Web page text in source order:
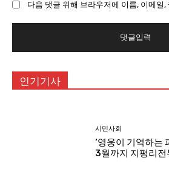
다음 댓글 위해 브라우저에 이름, 이메일,
인기기사
시민사회
‘영웅이 기억하는
3월까지 지평리전